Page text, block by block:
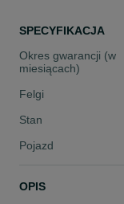
SPECYFIKACJA
Okres gwarancji (w
miesiącach)
Felgi
Stan
Pojazd
OPIS